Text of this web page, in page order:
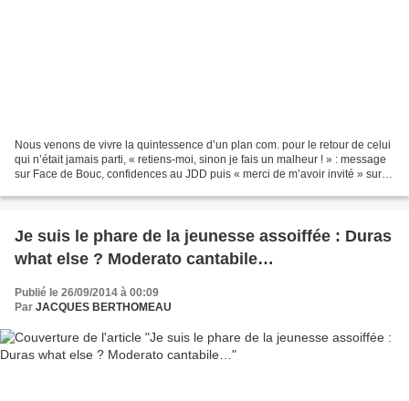
Nous venons de vivre la quintessence d’un plan com. pour le retour de celui
qui n’était jamais parti, « retiens-moi, sinon je fais un malheur ! » : message
sur Face de Bouc, confidences au JDD puis « merci de m’avoir invité » sur
Je suis le phare de la jeunesse assoiffée : Duras
what else ? Moderato cantabile…
Publié le 26/09/2014 à 00:09
Par JACQUES BERTHOMEAU